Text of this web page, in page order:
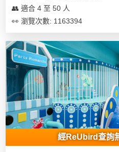
產
品
類
Party
Room
到
會
類
型
👥 適合 4 至 50 人
👀 瀏覽次數: 1163394
經ReUbird查詢